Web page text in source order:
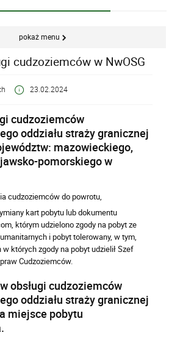
pokaż menu
cudzoziemców w NwOSG
23.02.2024
cudzoziemców
oddziału straży granicznej
mazowieckiego,
pomorskiego w
cudzoziemców do powrotu,
kart pobytu lub dokumentu
którym udzielono zgody na pobyt ze
i pobyt tolerowany, w tym,
których zgody na pobyt udzielił Szef
Cudzoziemców.
obsługi cudzoziemców
oddziału straży granicznej
miejsce pobytu